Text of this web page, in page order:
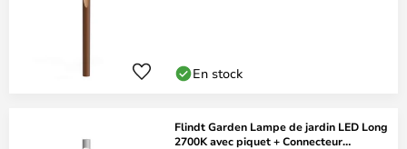
En stock
Flindt Garden Lampe de jardin LED Long
2700K avec piquet + Connecteur